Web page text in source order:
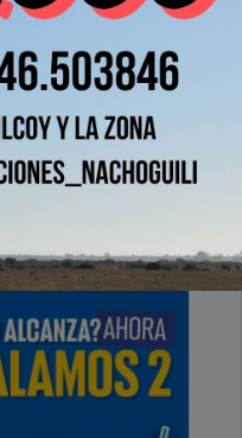
Hs.
rato se produjo un
Santiago del